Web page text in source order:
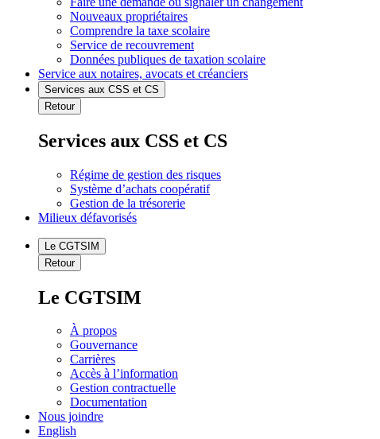
Nouveaux propriétaires
Comprendre la taxe scolaire
Service de recouvrement
Données publiques de taxation scolaire
Service aux notaires, avocats et créanciers
Services aux CSS et CS
Retour
Services aux CSS et CS
Régime de gestion des risques
Système d’achats coopératif
Gestion de la trésorerie
Milieux défavorisés
Le CGTSIM
Retour
Le CGTSIM
À propos
Gouvernance
Carrières
Accès à l’information
Gestion contractuelle
Documentation
Nous joindre
English